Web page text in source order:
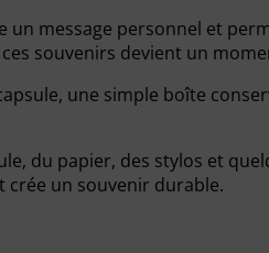
un message personnel et
souvenirs devient un
une simple boîte
du papier, des stylos et
crée un souvenir durable.